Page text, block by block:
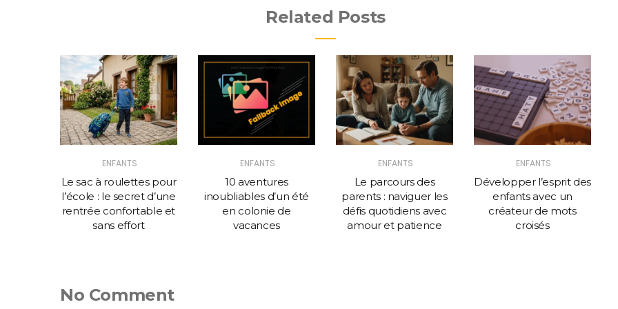
Related Posts
ENFANTS
Le sac à roulettes pour
l’école : le secret d’une
rentrée confortable et
sans effort
ENFANTS
10 aventures
inoubliables d’un été
en colonie de
vacances
ENFANTS
Le parcours des
parents : naviguer les
défis quotidiens avec
amour et patience
ENFANTS
Développer l’esprit des
enfants avec un
créateur de mots
croisés
No Comment